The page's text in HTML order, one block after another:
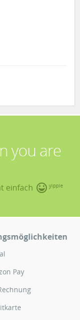
you are
einfach yippie
Pay